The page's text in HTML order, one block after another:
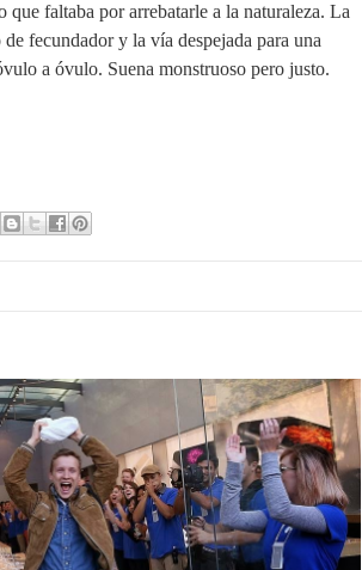
faltaba por arrebatarle a la naturaleza. La
fecundador y la vía despejada para una
a óvulo. Suena monstruoso pero justo.